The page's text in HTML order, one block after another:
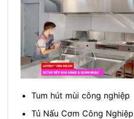
Tum hút mùi công nghiệp
Tủ Nấu Cơm Công Nghiệp